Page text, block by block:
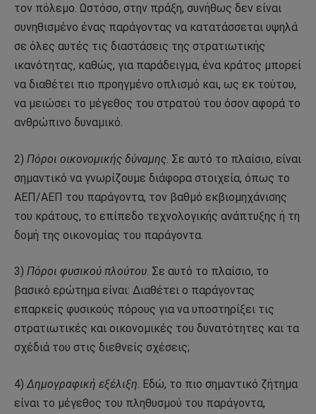
τον πόλεμο. Ωστόσο, στην πράξη, συνήθως δεν είναι
συνηθισμένο ένας παράγοντας να κατατάσσεται υψηλά
σε όλες αυτές τις διαστάσεις της στρατιωτικής
ικανότητας, καθώς, για παράδειγμα, ένα κράτος μπορεί
να διαθέτει πιο προηγμένο οπλισμό και, ως εκ τούτου,
να μειώσει το μέγεθος του στρατού του όσον αφορά το
ανθρώπινο δυναμικό.
2) Πόροι οικονομικής δύναμης . Σε αυτό το πλαίσιο, είναι
σημαντικό να γνωρίζουμε διάφορα στοιχεία, όπως το
ΑΕΠ/ΑΕΠ του παράγοντα, τον βαθμό εκβιομηχάνισης
του κράτους, το επίπεδο τεχνολογικής ανάπτυξης ή τη
δομή της οικονομίας του παράγοντα.
3) Πόροι φυσικού πλούτου. Σε αυτό το πλαίσιο, το
βασικό ερώτημα είναι: Διαθέτει ο παράγοντας
επαρκείς φυσικούς πόρους για να υποστηρίξει τις
στρατιωτικές και οικονομικές του δυνατότητες και τα
σχέδιά του στις διεθνείς σχέσεις;
4) Δημογραφική εξέλιξη . Εδώ, το πιο σημαντικό ζήτημα
είναι το μέγεθος του πληθυσμού του παράγοντα,